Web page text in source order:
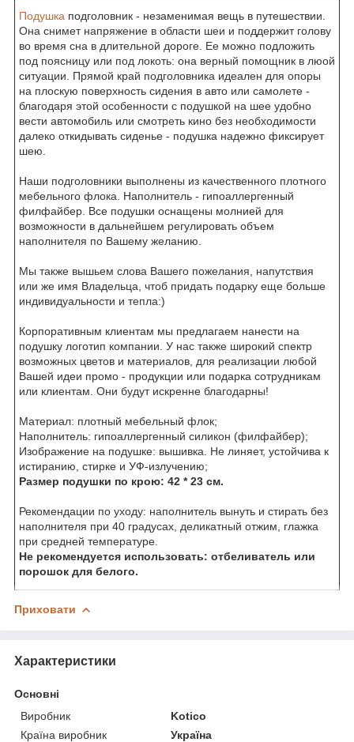
Подушка подголовник - незаменимая вещь в путешествии.
Она снимет напряжение в области шеи и поддержит голову
во время сна в длительной дороге. Ее можно подложить
под поясницу или под локоть: она верный помощник в люой
ситуации. Прямой край подголовника идеален для опоры
на плоскую поверхность сидения в авто или самолете -
благодаря этой особенности с подушкой на шее удобно
вести автомобиль или смотреть кино без необходимости
далеко откидывать сиденье - подушка надежно фиксирует
шею.
Наши подголовники выполнены из качественного плотного
мебельного флока. Наполнитель - гипоаллергенный
филфайбер. Все подушки оснащены молнией для
возможности в дальнейшем регулировать объем
наполнителя по Вашему желанию.
Мы также вышьем слова Вашего пожелания, напутствия
или же имя Владельца, чтоб придать подарку еще больше
индивидуальности и тепла:)
Корпоративным клиентам мы предлагаем нанести на
подушку логотип компании. У нас также широкий спектр
возможных цветов и материалов, для реализации любой
Вашей идеи промо - продукции или подарка сотрудникам
или клиентам. Они будут искренне благодарны!
Материал: плотный мебельный флок;
Наполнитель: гипоаллергенный силикон (филфайбер);
Изображение на подушке: вышивка. Не линяет, устойчива к
истиранию, стирке и УФ-излучению;
Размер подушки по крою: 42 * 23 см.
Рекомендации по уходу: наполнитель вынуть и стирать без
наполнителя при 40 градусах, деликатный отжим, глажка
при средней температуре.
Не рекомендуется использовать: отбеливатель или
порошок для белого.
Приховати
Характеристики
Основні
Виробник
Kotico
Країна виробник
Україна